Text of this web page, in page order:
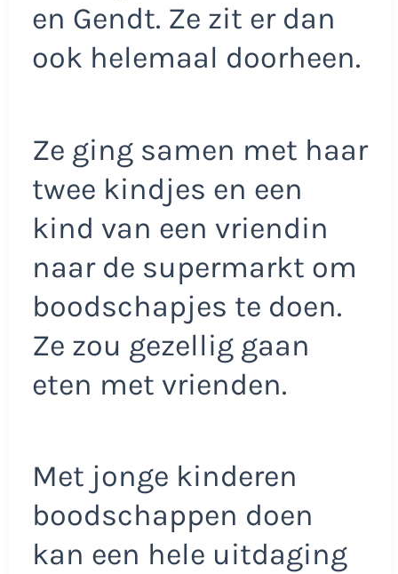
en Gendt. Ze zit er dan
ook helemaal doorheen.
Ze ging samen met haar
twee kindjes en een
kind van een vriendin
naar de supermarkt om
boodschapjes te doen.
Ze zou gezellig gaan
eten met vrienden.
Met jonge kinderen
boodschappen doen
kan een hele uitdaging